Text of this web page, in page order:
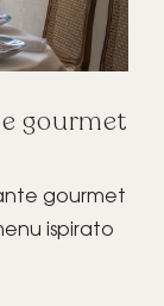
gourmet
gourmet
ispirato